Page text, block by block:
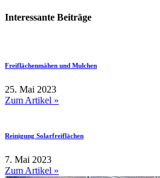
Interessante Beiträge
Freiflächenmähen und Mulchen
25. Mai 2023
Zum Artikel »
Reinigung Solarfreiflächen
7. Mai 2023
Zum Artikel »